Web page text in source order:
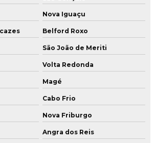
industrial
polido
de concreto armado
de concreto
Nova Iguaçu
Belford Roxo
São João de Meriti
Volta Redonda
Magé
Cabo Frio
Nova Friburgo
Angra dos Reis